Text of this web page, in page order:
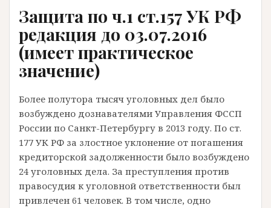
Защита по ч.1 ст.157 УК РФ
редакция до 03.07.2016
(имеет практическое
значение)
Более полутора тысяч уголовных дел было
возбуждено дознавателями Управления ФССП
России по Санкт-Петербургу в 2013 году. По ст.
177 УК РФ за злостное уклонение от погашения
кредиторской задолженности было возбуждено
24 уголовных дела. За преступления против
правосудия к уголовной ответственности был
привлечен 61 человек. В том числе, одно